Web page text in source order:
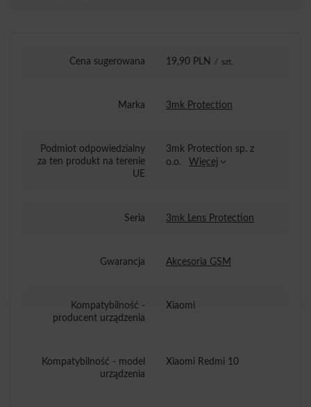
Cena sugerowana 19,90 PLN / szt.
Marka 3mk Protection
Podmiot odpowiedzialny
za ten produkt na terenie
UE
3mk Protection sp. z
o.o.
Więcej
Seria 3mk Lens Protection
Gwarancja Akcesoria GSM
Kompatybilność -
producent urządzenia
Xiaomi
Kompatybilność - model
urządzenia
Xiaomi Redmi 10